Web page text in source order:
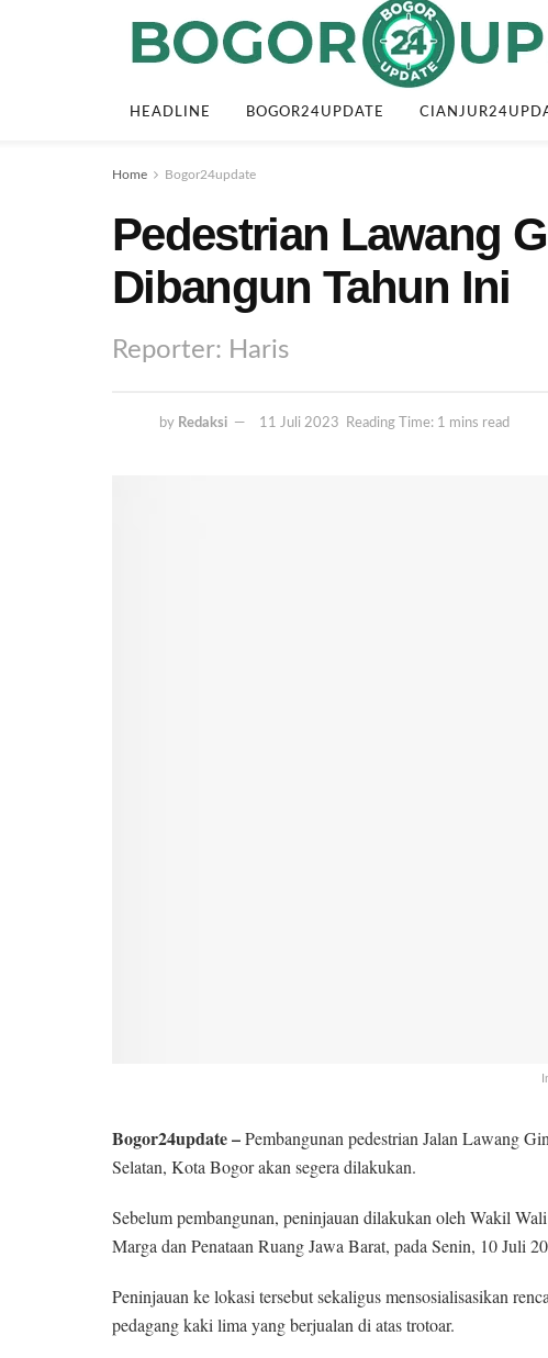
HEADLINE BOGOR24UPDATE
Home Bogor24update
Pedestrian Lawang
Dibangun Tahun Ini
Reporter: Haris
by Redaksi 11 Juli 2023 Reading Time: 1 mins read
Bogor24update –Pembangunan pedestrian Jalan Lawang
Selatan, Kota Bogor akan segera dilakukan.
Sebelum pembangunan, peninjauan dilakukan oleh Wakil
Marga dan Penataan Ruang Jawa Barat, pada Senin, 10 Juli
Peninjauan ke lokasi tersebut sekaligus mensosialisasikan
pedagang kaki lima yang berjualan di atas trotoar.